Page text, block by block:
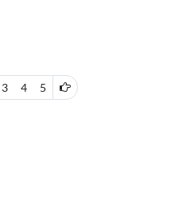
3 4 5